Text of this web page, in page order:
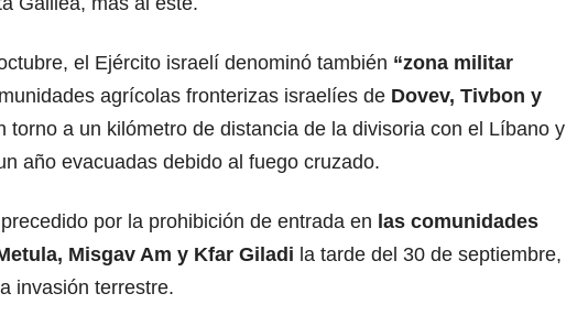
el Ejército israelí denominó también “zona militar
agrícolas fronterizas israelíes de Dovev, Tivbon y
torno a un kilómetro de distancia de la divisoria con el Líbano y
año evacuadas debido al fuego cruzado.
por la prohibición de entrada en las comunidades
Misgav Am y Kfar Giladi la tarde del 30 de septiembre,
invasión terrestre.